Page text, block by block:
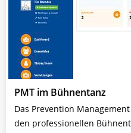
PMT im Bühnentanz
Das Prevention
den professionellen